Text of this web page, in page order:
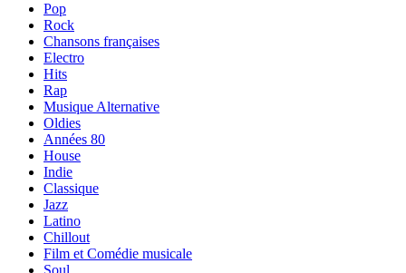
Pop
Rock
Chansons françaises
Electro
Hits
Rap
Musique Alternative
Oldies
Années 80
House
Indie
Classique
Jazz
Latino
Chillout
Film et Comédie musicale